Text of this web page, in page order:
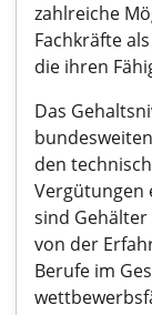
zahlreiche
Fachkräfte
die ihren
Das
den
Vergütungen
sind Gehälter
von der
Berufe im